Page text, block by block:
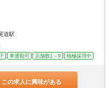
道駅
車通勤可 店舗数1～9 積極採用中
この求人に興味がある